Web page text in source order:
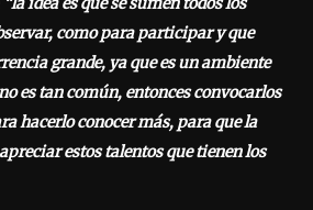
como para participar y que
grande, ya que es un ambiente
es tan común, entonces convocarlos
hacerlo conocer más, para que la
estos talentos que tienen los